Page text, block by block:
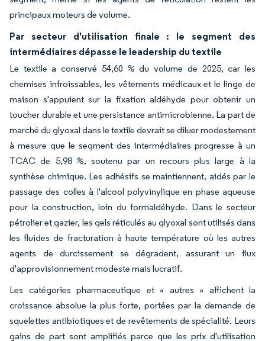
principaux moteurs de volume.
Par secteur d'utilisation finale : le segment des
intermédiaires dépasse le leadership du textile
Le textile a conservé 54,60 % du volume de 2025, car les
chemises infroissables, les vêtements médicaux et le linge de
maison s'appuient sur la fixation aldéhyde pour obtenir un
toucher durable et une persistance antimicrobienne. La part de
marché du glyoxal dans le textile devrait se diluer modestement
à mesure que le segment des intermédiaires progresse à un
TCAC de 5,98 %, soutenu par un recours plus large à la
synthèse chimique. Les adhésifs se maintiennent, aidés par le
passage des colles à l'alcool polyvinylique en phase aqueuse
pour la construction, loin du formaldéhyde. Dans le secteur
pétrolier et gazier, les gels réticulés au glyoxal sont utilisés dans
les fluides de fracturation à haute température où les autres
agents de durcissement se dégradent, assurant un flux
d'approvisionnement modeste mais lucratif.
Les catégories pharmaceutique et « autres » affichent la
croissance absolue la plus forte, portées par la demande de
squelettes antibiotiques et de revêtements de spécialité. Leurs
gains de part sont amplifiés parce que les prix d'utilisation